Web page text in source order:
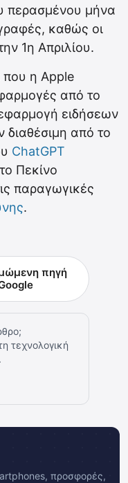
περασμένου μήνα
καθώς οι
1η Απριλίου.
που η Apple
από το
ειδήσεων
από το
ChatGPT
Πεκίνο
παραγωγικές
.
πηγή
τεχνολογική
προσφορές,